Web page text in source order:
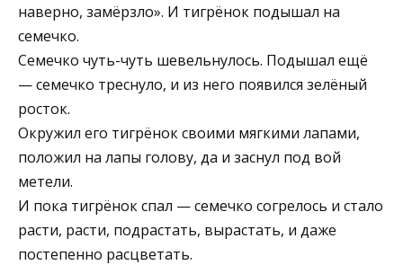
наверно, замёрзло». И тигрёнок подышал на
семечко.
Семечко чуть-чуть шевельнулось. Подышал ещё
— семечко треснуло, и из него появился зелёный
росток.
Окружил его тигрёнок своими мягкими лапами,
положил на лапы голову, да и заснул под вой
метели.
И пока тигрёнок спал — семечко согрелось и стало
расти, расти, подрастать, вырастать, и даже
постепенно расцветать.